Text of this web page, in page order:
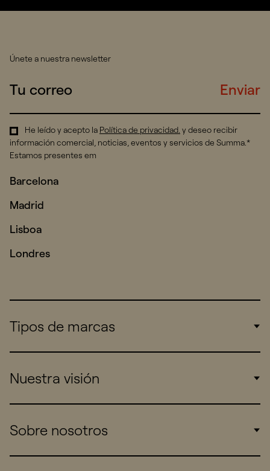
Únete a nuestra newsletter
Enviar
He leído y acepto la Política de privacidad. y deseo recibir
información comercial, noticias, eventos y servicios de Summa.*
Estamos presentes em
Barcelona
Madrid
Lisboa
Londres
Tipos de marcas
Consumers
Startups
Nuestra visión
Work
Sobre nosotros